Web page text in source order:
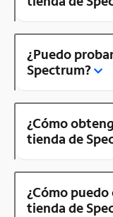
¿Puedo
Spectrum?
¿Cómo
tienda de
¿Cómo
tienda de